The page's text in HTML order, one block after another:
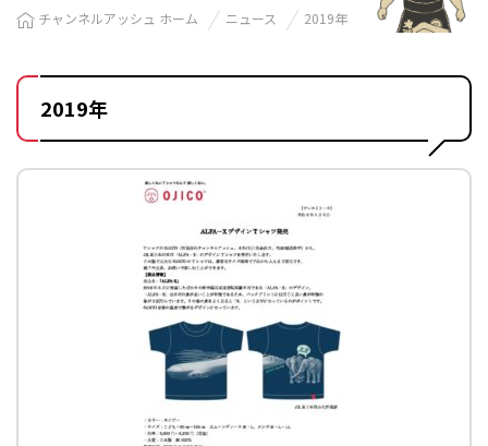
チャンネルアッシュ ホーム ニュース 2019年
2019年